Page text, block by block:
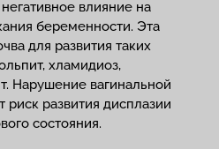
влияние на
беременности. Эта
для развития таких
хламидиоз,
Нарушение вагинальной
развития дисплазии
состояния.